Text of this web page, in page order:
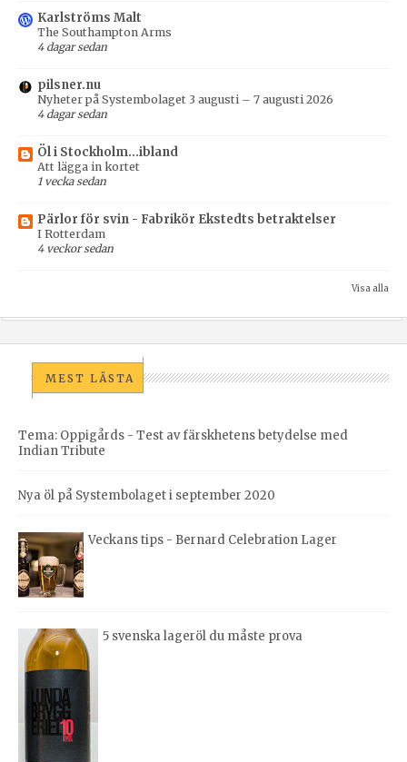
Karlströms Malt
The Southampton Arms
4 dagar sedan
pilsner.nu
Nyheter på Systembolaget 3 augusti – 7 augusti 2026
4 dagar sedan
Öl i Stockholm...ibland
Att lägga in kortet
1 vecka sedan
Pärlor för svin - Fabrikör Ekstedts betraktelser
I Rotterdam
4 veckor sedan
Visa alla
MEST LÄSTA
Tema: Oppigårds - Test av färskhetens betydelse med
Indian Tribute
Nya öl på Systembolaget i september 2020
Veckans tips - Bernard Celebration Lager
5 svenska lageröl du måste prova